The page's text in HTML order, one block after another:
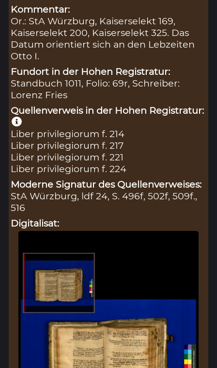
Kommentar:
Or.: StA Würzburg, Kaiserselekt 169,
Kaiserselekt 200, Kaiserselekt 325. Das
Datum orientiert sich an den Lebzeiten
Otto I.
Fundort in der Hohen Registratur:
Standbuch 1011, Folio: 69r, Schreiber:
Lorenz Fries
Quellenverweis in der Hohen Registratur:
Liber privilegiorum f. 214
Liber privilegiorum f. 217
Liber privilegiorum f. 221
Liber privilegiorum f. 224
Moderne Signatur des Quellenverweises:
StA Würzburg, ldf 24, S. 496f, 502f, 509f.,
516
Digitalisat: